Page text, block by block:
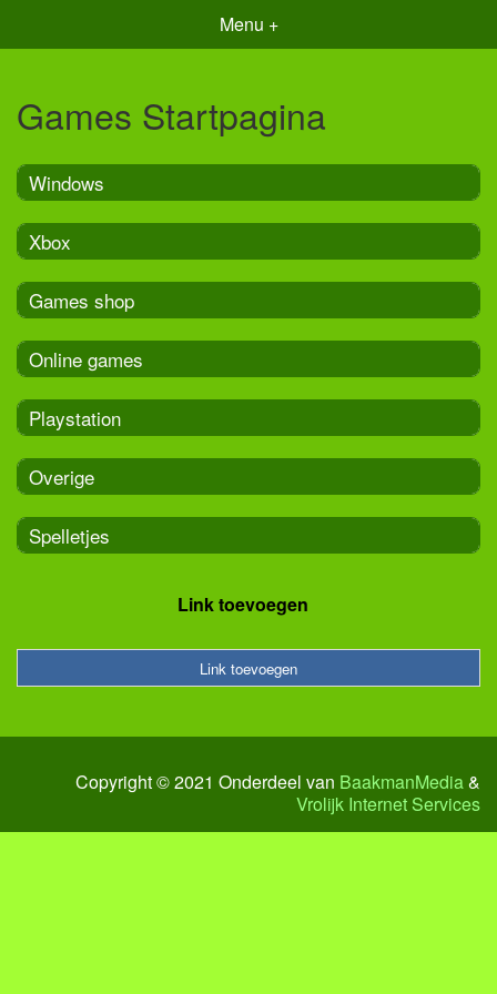
Menu +
Games Startpagina
Windows
Xbox
Games shop
Online games
Playstation
Overige
Spelletjes
Link toevoegen
Link toevoegen
Copyright © 2021 Onderdeel van BaakmanMedia&
Vrolijk Internet Services